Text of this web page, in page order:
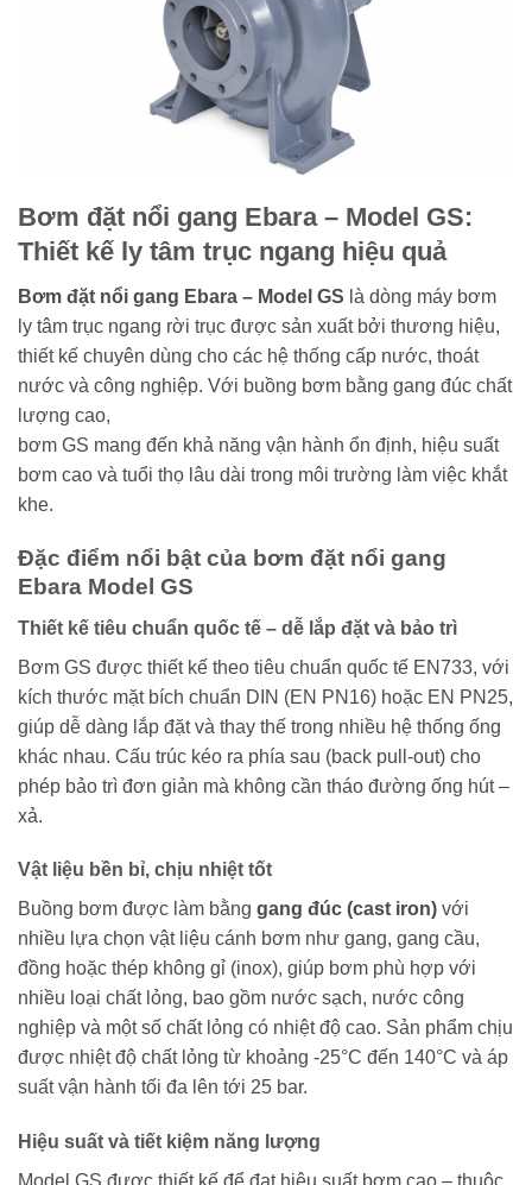
Bơm đặt nổi gang Ebara – Model GS:
Thiết kế ly tâm trục ngang hiệu quả
Bơm đặt nổi gang Ebara – Model GS là dòng máy bơm
ly tâm trục ngang rời trục được sản xuất bởi thương hiệu,
thiết kế chuyên dùng cho các hệ thống cấp nước, thoát
nước và công nghiệp. Với buồng bơm bằng gang đúc chất
lượng cao,
bơm GS mang đến khả năng vận hành ổn định, hiệu suất
bơm cao và tuổi thọ lâu dài trong môi trường làm việc khắt
khe.
Đặc điểm nổi bật của bơm đặt nổi gang
Ebara Model GS
Thiết kế tiêu chuẩn quốc tế – dễ lắp đặt và bảo trì
Bơm GS được thiết kế theo tiêu chuẩn quốc tế EN733, với
kích thước mặt bích chuẩn DIN (EN PN16) hoặc EN PN25,
giúp dễ dàng lắp đặt và thay thế trong nhiều hệ thống ống
khác nhau. Cấu trúc kéo ra phía sau (back pull-out) cho
phép bảo trì đơn giản mà không cần tháo đường ống hút –
xả.
Vật liệu bền bỉ, chịu nhiệt tốt
Buồng bơm được làm bằng gang đúc (cast iron) với
nhiều lựa chọn vật liệu cánh bơm như gang, gang cầu,
đồng hoặc thép không gỉ (inox), giúp bơm phù hợp với
nhiều loại chất lỏng, bao gồm nước sạch, nước công
nghiệp và một số chất lỏng có nhiệt độ cao. Sản phẩm chịu
được nhiệt độ chất lỏng từ khoảng -25°C đến 140°C và áp
suất vận hành tối đa lên tới 25 bar.
Hiệu suất và tiết kiệm năng lượng